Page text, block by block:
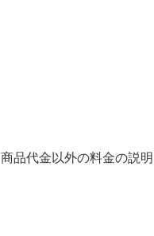
商品代金以外の料金の説明